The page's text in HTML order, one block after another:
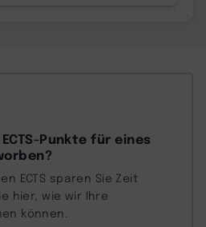
Punkte für eines
ECTS sparen Sie Zeit
hier, wie wir Ihre
können.